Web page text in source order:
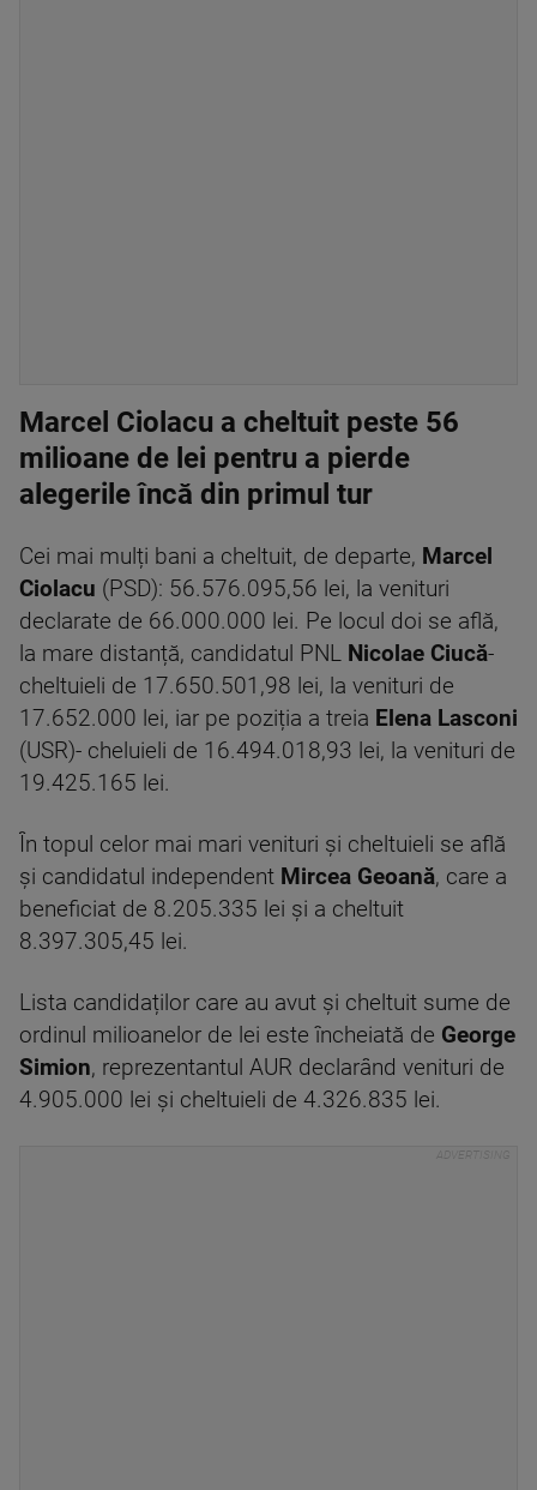
Marcel Ciolacu a cheltuit peste 56
milioane de lei pentru a pierde
alegerile încă din primul tur
Cei mai mulți bani a cheltuit, de departe, Marcel
Ciolacu (PSD): 56.576.095,56 lei, la venituri
declarate de 66.000.000 lei. Pe locul doi se află,
la mare distanță, candidatul PNL Nicolae Ciucă-
cheltuieli de 17.650.501,98 lei, la venituri de
17.652.000 lei, iar pe poziția a treia Elena Lasconi
(USR)- cheluieli de 16.494.018,93 lei, la venituri de
19.425.165 lei.
În topul celor mai mari venituri și cheltuieli se află
și candidatul independent Mircea Geoană, care a
beneficiat de 8.205.335 lei și a cheltuit
8.397.305,45 lei.
Lista candidaților care au avut și cheltuit sume de
ordinul milioanelor de lei este încheiată de George
Simion, reprezentantul AUR declarând venituri de
4.905.000 lei și cheltuieli de 4.326.835 lei.